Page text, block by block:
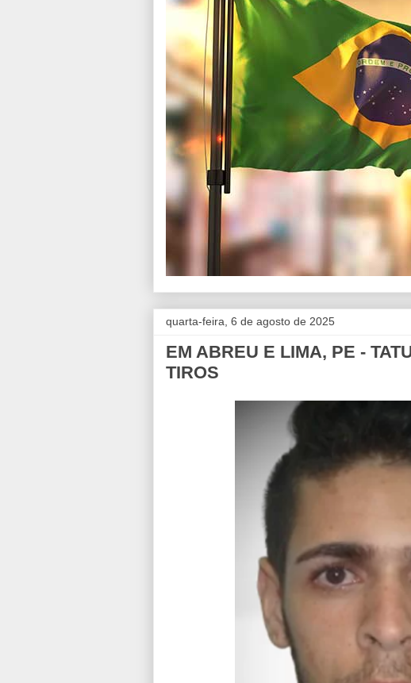
quarta-feira, 6 de agosto de 2025
EM ABREU E LIMA, PE -
TIROS